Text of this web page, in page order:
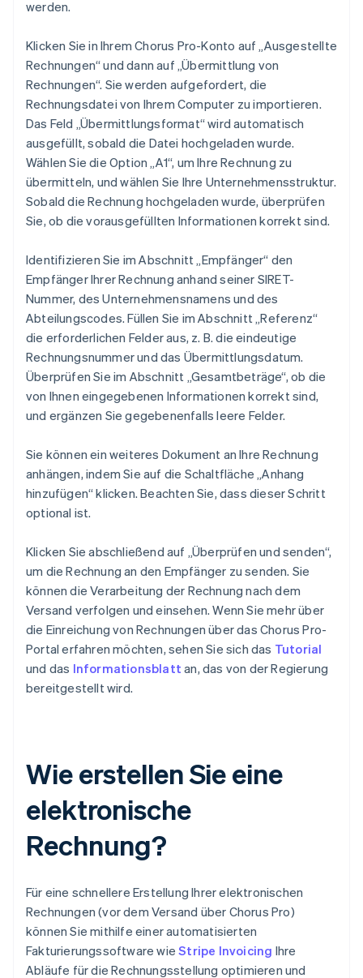
werden.
Klicken Sie in Ihrem Chorus Pro-Konto auf „Ausgestellte
Rechnungen“ und dann auf „Übermittlung von
Rechnungen“. Sie werden aufgefordert, die
Rechnungsdatei von Ihrem Computer zu importieren.
Das Feld „Übermittlungsformat“ wird automatisch
ausgefüllt, sobald die Datei hochgeladen wurde.
Wählen Sie die Option „A1“, um Ihre Rechnung zu
übermitteln, und wählen Sie Ihre Unternehmensstruktur.
Sobald die Rechnung hochgeladen wurde, überprüfen
Sie, ob die vorausgefüllten Informationen korrekt sind.
Identifizieren Sie im Abschnitt „Empfänger“ den
Empfänger Ihrer Rechnung anhand seiner SIRET-
Nummer, des Unternehmensnamens und des
Abteilungscodes. Füllen Sie im Abschnitt „Referenz“
die erforderlichen Felder aus, z. B. die eindeutige
Rechnungsnummer und das Übermittlungsdatum.
Überprüfen Sie im Abschnitt „Gesamtbeträge“, ob die
von Ihnen eingegebenen Informationen korrekt sind,
und ergänzen Sie gegebenenfalls leere Felder.
Sie können ein weiteres Dokument an Ihre Rechnung
anhängen, indem Sie auf die Schaltfläche „Anhang
hinzufügen“ klicken. Beachten Sie, dass dieser Schritt
optional ist.
Klicken Sie abschließend auf „Überprüfen und senden“,
um die Rechnung an den Empfänger zu senden. Sie
können die Verarbeitung der Rechnung nach dem
Versand verfolgen und einsehen. Wenn Sie mehr über
die Einreichung von Rechnungen über das Chorus Pro-
Portal erfahren möchten, sehen Sie sich das Tutorial
und das Informationsblatt an, das von der Regierung
bereitgestellt wird.
Wie erstellen Sie eine
elektronische
Rechnung?
Für eine schnellere Erstellung Ihrer elektronischen
Rechnungen (vor dem Versand über Chorus Pro)
können Sie mithilfe einer automatisierten
Fakturierungssoftware wieStripe Invoicing Ihre
Abläufe für die Rechnungsstellung optimieren und